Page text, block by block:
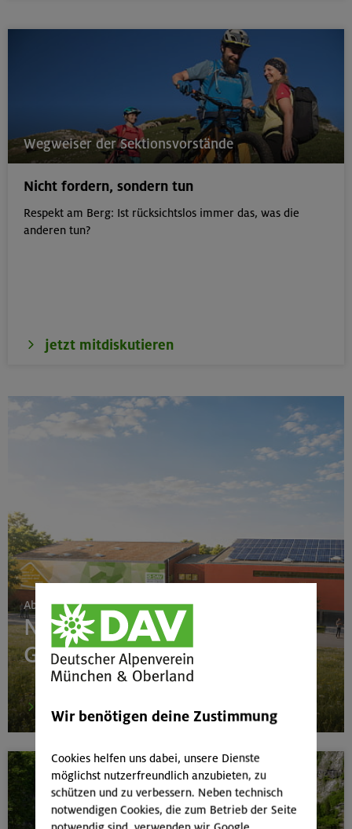
Hohe Gipfel in der wilden Texelgruppe
21.-23.08.26
Familienfreizeit: Hüttenübernachtung mit Kindern
von 6-9 J.
21.08.26
Klettertreff indoor
Wegweiser der Sektionsvorstände
Nicht fordern, sondern tun
Respekt am Berg: Ist rücksichtslos immer das, was die
anderen tun?
jetzt mitdiskutieren
Ab 24. Juni 2026
Neubau Boulderhalle
Gilching
mehr
Wir benötigen deine Zustimmung
Cookies helfen uns dabei, unsere Dienste
möglichst nutzerfreundlich anzubieten, zu
schützen und zu verbessern. Neben technisch
notwendigen Cookies, die zum Betrieb der Seite